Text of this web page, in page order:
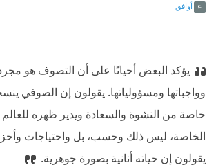
أوافق
يؤكد البعض أحيانًا على أن التصوف هو
وواجباتها ومسؤولياتها. يقولون إن الصوفي
خاصة من النشوة والسعادة ويدير ظهره للعالم
الخاصة، ليس ذلك وحسب، بل واحتياجات
يقولون إن حياته أنانية بصورة جوهرية.